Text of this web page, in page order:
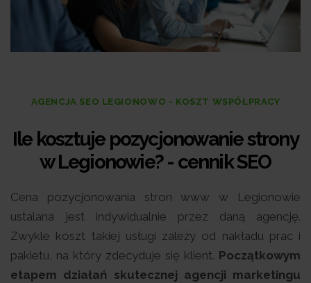
AGENCJA SEO LEGIONOWO - KOSZT WSPÓŁPRACY
Ile kosztuje pozycjonowanie strony
w Legionowie? - cennik SEO
Cena pozycjonowania stron www w Legionowie
ustalana jest indywidualnie przez daną agencję.
Zwykle koszt takiej usługi zależy od nakładu prac i
pakietu, na który zdecyduje się klient. Początkowym
etapem działań skutecznej agencji marketingu